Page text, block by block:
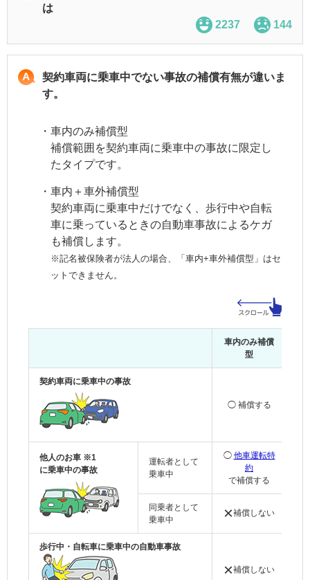
は
2237
144
契約車両に乗車中でない事故の補償有無が違いま
す。
・車内のみ補償型
補償範囲を契約車両に乗車中の事故に限定し
たタイプです。
・車内＋車外補償型
契約車両に乗車中だけでなく、歩行中や自転
車に乗っているときの自動車事故によるケガ
も補償します。
※記名被保険者が法人の場合、「車内+車外補償型」はセ
ットできません。
車内のみ補償
型
契約車両に乗車中の事故
◯ 補償する
他人のお車 ※1
に乗車中の事故
運転者として
乗車中
◯ 他車運転特
約
で補償する
同乗者として
乗車中
×補償しない
歩行中・自転車に乗車中の自動車事故
×補償しない